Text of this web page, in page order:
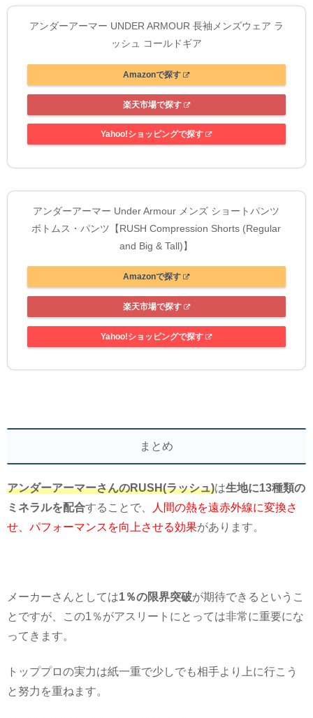
アンダーアーマー UNDER ARMOUR 長袖メンズウェア ラ
ッシュ コールドギア
Amazonで探す
楽天市場で探す
Yahoo!ショッピングで探す
アンダーアーマー Under Armour メンズ ショートパンツ
ボトムス・パンツ【RUSH Compression Shorts (Regular
and Big & Tall)】
Amazonで探す
楽天市場で探す
Yahoo!ショッピングで探す
まとめ
アンダーアーマーさんのRUSH(ラッシュ)は生地に13種類の
ミネラルを配合することで、
人間の熱を遠赤外線に変換さ
せ、パフォーマンスを向上させる効果があります。
メーカーさんとしては1％の限界突破が期待できるというこ
とですが、この1％がアスリートにとっては非常に重要にな
ってきます。
トッププロの実力は紙一重で少しでも相手より上に行こう
と努力を重ねます。